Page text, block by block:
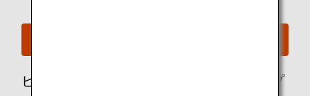
ビジネスクラスのお客様におススメのオプ